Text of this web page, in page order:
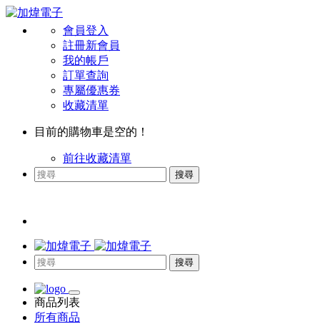
會員登入
註冊新會員
我的帳戶
訂單查詢
專屬優惠券
收藏清單
目前的購物車是空的！
前往收藏清單
搜尋
搜尋
商品列表
所有商品